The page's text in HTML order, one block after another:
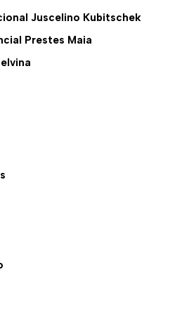
Juscelino Kubitschek
Prestes Maia